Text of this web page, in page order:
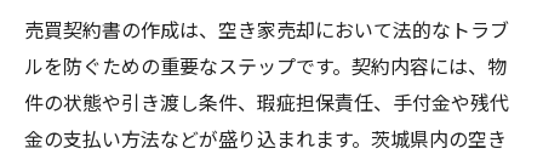
売買契約書の作成は、空き家売却において法的なトラブ
ルを防ぐための重要なステップです。契約内容には、物
件の状態や引き渡し条件、瑕疵担保責任、手付金や残代
金の支払い方法などが盛り込まれます。茨城県内の空き